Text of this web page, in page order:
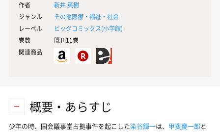
作者
新井 英樹
ジャンル
その他医療・福祉・社会
レーベル
ビッグコミックス(小学館)
巻数
既刊11巻
関連商品
概要・あらすじ
少年の時、国会議事堂占拠事件を起こした染谷輝一は、 甲斐慶一郎と